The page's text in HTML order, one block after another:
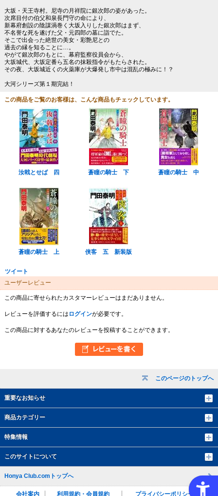
このページのトップへ
重要なお知らせ
商品カテゴリー
特集情報
このサイトについて
大坂・天王寺村。尼寺の月祥院に銀次郎の姿があった。
次席目付の伯父和泉長門守の命により、
新幕府創設の陰謀渦巻く大坂入りした銀次郎はまず、
不名誉な死を遂げた父・元四郎の墓に詣でた。
そこで出会った絶世の美女・彩艶尼との
過去の縁を知ることに…。
やがて銀次郎のもとに、幕府監察役員会から、
大坂城代、大坂定番ら五名の抹殺指令がもたらされた。
その夜、大坂城近くの火薬庫が大爆発し市中は混乱の極みに！？
大河シリーズ第１期完結！
この商品をご覧のお客様は、こんな商品もチェックしています。
汝戟とせば 四 蒼瞳の騎士 下 蒼瞳の騎士 中
蒼瞳の騎士 上 侠客 五 新装版
ツイート
ユーザーレビュー
この商品に寄せられたカスタマーレビューはまだありません。
レビューを評価するには ログインが必要です。
この商品に対するあなたのレビューを投稿することができます。
Honya Club.comトップへ
会社案内 利用規約・会員規約 プライバシーポリシー